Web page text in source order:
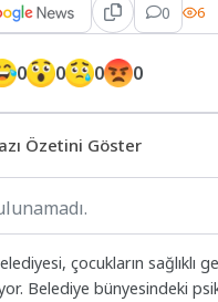
0 6
0 0 0 0
Özetini Göster
çocukların
Belediye bünyesindeki